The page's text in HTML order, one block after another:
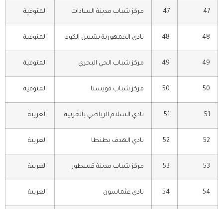
47
47 مركز شباب مدينة السادات المنوفية
48
48 نادي الجمهورية بشبين الكوم المنوفية
49
49 مركز شباب الحي البحري المنوفية
50
50 مركز شباب قويسنا المنوفية
51
51 نادي السلام الرياضي بالغربية الغربية
52
52 نادي الهدف بطنطا الغربية
53
53 مركز شباب مدينة قسطور الغربية
54
54 نادي عثماسون الغربية